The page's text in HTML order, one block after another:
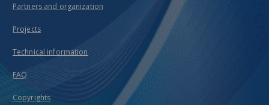
Partners and organization
Projects
Technical information
FAQ
Copyrights